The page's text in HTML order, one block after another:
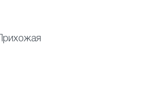
смотрятся в:
Прихожая